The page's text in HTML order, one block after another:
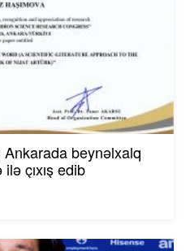
Ankarada beynəlxalq
çıxış edib